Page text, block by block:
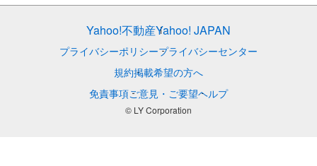
Yahoo!不動産Yahoo! JAPAN
プライバシーポリシープライバシーセンター
規約掲載希望の方へ
免責事項ご意見・ご要望ヘルプ
© LY Corporation